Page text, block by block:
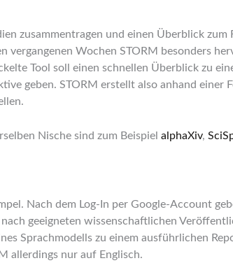
zusammentragen und einen Überblick zum
vergangenen Wochen STORM besonders
Tool soll einen schnellen Überblick zu
geben. STORM erstellt also anhand einer
Nische sind zum Beispiel alphaXiv,
Nach dem Log-In per Google-Account
geeigneten wissenschaftlichen
Sprachmodells zu einem ausführlichen
allerdings nur auf Englisch.